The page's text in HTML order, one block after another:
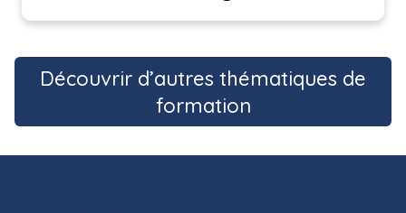
Découvrir d’autres thématiques de
formation